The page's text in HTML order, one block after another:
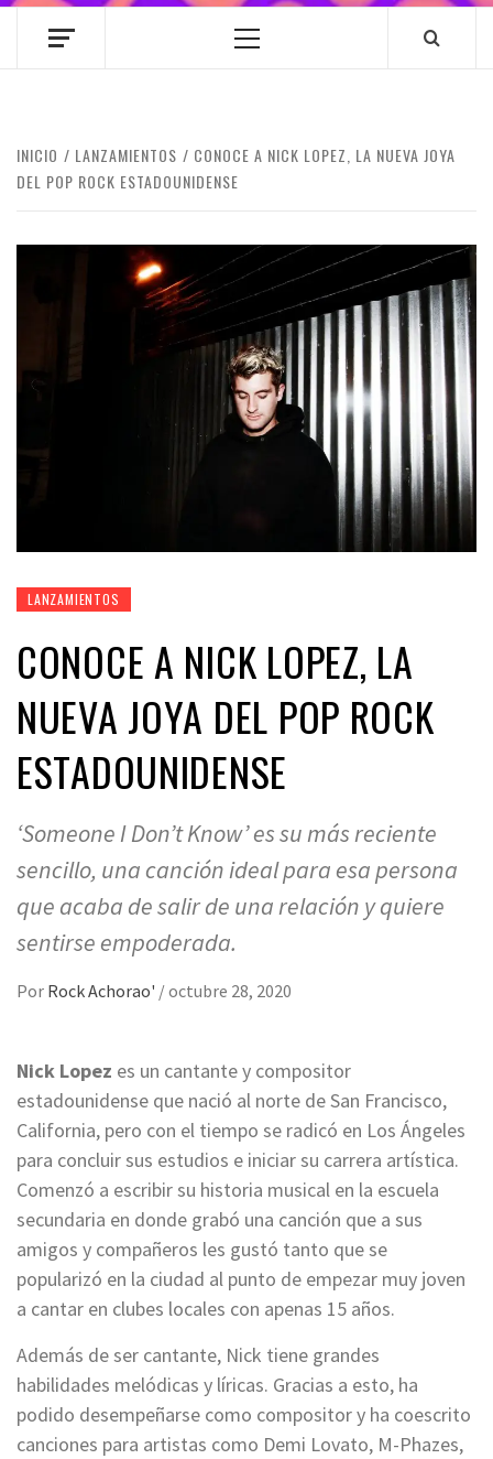
Menú
INICIO LANZAMIENTOS
CONOCE A NICK LOPEZ, LA NUEVA JOYA
DEL POP ROCK ESTADOUNIDENSE
LANZAMIENTOS
CONOCE A NICK LOPEZ, LA
NUEVA JOYA DEL POP ROCK
ESTADOUNIDENSE
‘Someone I Don’t Know’ es su más reciente
sencillo, una canción ideal para esa persona
que acaba de salir de una relación y quiere
sentirse empoderada.
Por Rock Achorao' /octubre 28, 2020
Nick Lopez es un cantante y compositor
estadounidense que nació al norte de San Francisco,
California, pero con el tiempo se radicó en Los Ángeles
para concluir sus estudios e iniciar su carrera artística.
Comenzó a escribir su historia musical en la escuela
secundaria en donde grabó una canción que a sus
amigos y compañeros les gustó tanto que se
popularizó en la ciudad al punto de empezar muy joven
a cantar en clubes locales con apenas 15 años.
Además de ser cantante, Nick tiene grandes
habilidades melódicas y líricas. Gracias a esto, ha
podido desempeñarse como compositor y ha coescrito
canciones para artistas como Demi Lovato, M-Phazes,